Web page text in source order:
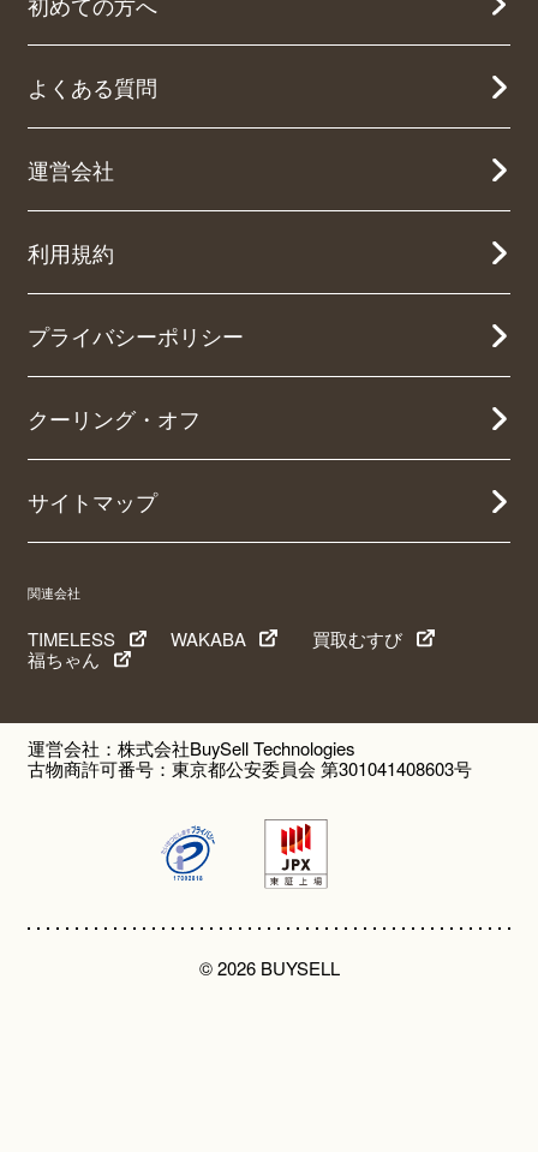
よくある質問
運営会社
利用規約
プライバシーポリシー
クーリング・オフ
サイトマップ
関連会社
TIMELESS WAKABA
買取むすび
福ちゃん
運営会社：株式会社BuySell Technologies
古物商許可番号：東京都公安委員会 第301041408603号
© 2026 BUYSELL